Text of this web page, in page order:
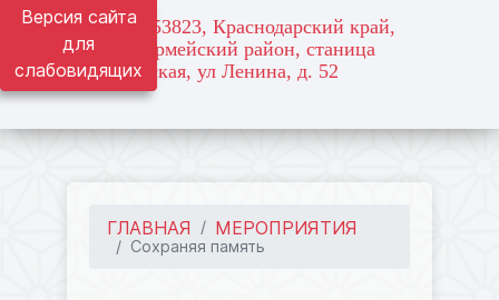
Версия сайта
для
слабовидящих
адрес: 353823, Краснодарский край,
Красноармейский район, станица
Марьянская, ул Ленина, д. 52
ГЛАВНАЯ МЕРОПРИЯТИЯ
Сохраняя память